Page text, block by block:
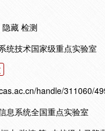
藏 检测
统技术国家级重点实验室
handle/311060/
息系统全国重点实验室